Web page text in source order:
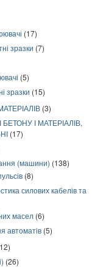
(17)
зразки (7)
(5)
зразки (15)
(3)
І МАТЕРІАЛІВ,
(17)
(машини) (138)
(8)
силових кабелів та
масел (6)
автоматів (5)
(26)